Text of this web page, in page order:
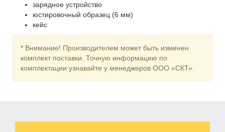
зарядное устройство
юстировочный образец (6 мм)
кейс
* Внимание! Производителем может быть изменен
комплект поставки. Точную информацию по
комплектации узнавайте у менеджеров ООО «СКТ».